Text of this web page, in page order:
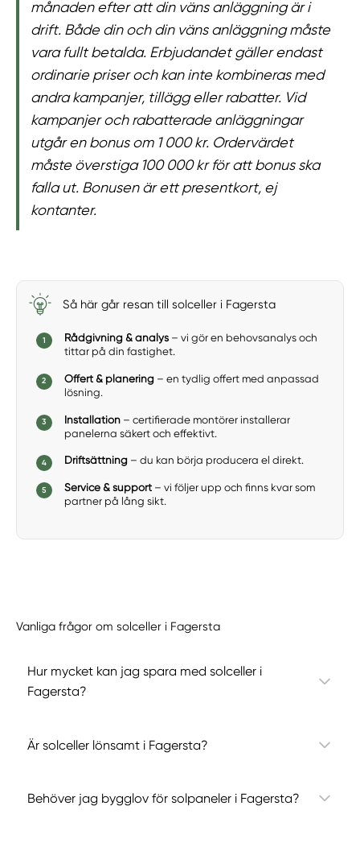
månaden efter att din väns anläggning är i
drift. Både din och din väns anläggning måste
vara fullt betalda. Erbjudandet gäller endast
ordinarie priser och kan inte kombineras med
andra kampanjer, tillägg eller rabatter. Vid
kampanjer och rabatterade anläggningar
utgår en bonus om 1 000 kr. Ordervärdet
måste överstiga 100 000 kr för att bonus ska
falla ut. Bonusen är ett presentkort, ej
kontanter.
Så här går resan till solceller i Fagersta
Rådgivning & analys– vi gör en behovsanalys och
tittar på din fastighet.
Offert & planering– en tydlig offert med anpassad
lösning.
Installation– certifierade montörer installerar
panelerna säkert och effektivt.
Driftsättning– du kan börja producera el direkt.
Service & support– vi följer upp och finns kvar som
partner på lång sikt.
Vanliga frågor om solceller i Fagersta
Hur mycket kan jag spara med solceller i
Fagersta?
Är solceller lönsamt i Fagersta?
Behöver jag bygglov för solpaneler i Fagersta?